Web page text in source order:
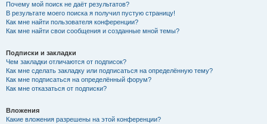
Почему мой поиск не даёт результатов?
В результате моего поиска я получил пустую страницу!
Как мне найти пользователя конференции?
Как мне найти свои сообщения и созданные мной темы?
Подписки и закладки
Чем закладки отличаются от подписок?
Как мне сделать закладку или подписаться на определённую тему?
Как мне подписаться на определённый форум?
Как мне отказаться от подписки?
Вложения
Какие вложения разрешены на этой конференции?